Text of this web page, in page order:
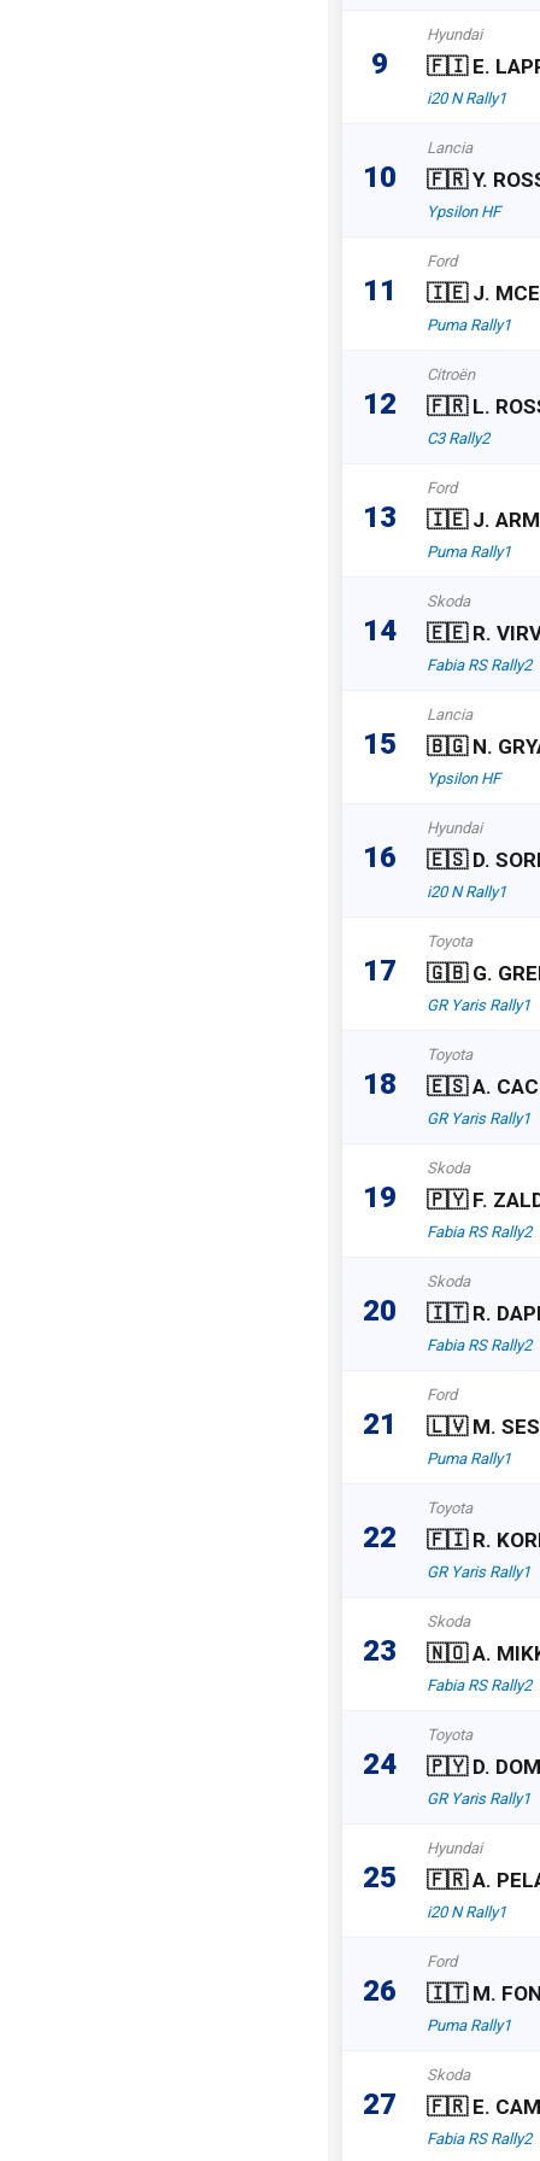
9
Hyundai
🇫🇮 E.
i20 N Rally1
10
Lancia
🇫🇷 Y.
Ypsilon HF
11
Ford
🇮🇪 J.
Puma Rally1
12
Citroën
🇫🇷 L.
C3 Rally2
13
Ford
🇮🇪 J.
Puma Rally1
14
Skoda
🇪🇪 R.
Fabia RS Rally2
15
Lancia
🇧🇬 N.
Ypsilon HF
16
Hyundai
🇪🇸 D.
i20 N Rally1
17
Toyota
🇬🇧 G.
GR Yaris Rally1
18
Toyota
🇪🇸 A.
GR Yaris Rally1
19
Skoda
🇵🇾 F.
Fabia RS Rally2
20
Skoda
🇮🇹 R.
Fabia RS Rally2
21
Ford
🇱🇻 M.
Puma Rally1
22
Toyota
🇫🇮 R.
GR Yaris Rally1
23
Skoda
🇳🇴 A.
Fabia RS Rally2
24
Toyota
🇵🇾 D.
GR Yaris Rally1
25
Hyundai
🇫🇷 A.
i20 N Rally1
26
Ford
🇮🇹 M.
Puma Rally1
27
Skoda
🇫🇷 E.
Fabia RS Rally2